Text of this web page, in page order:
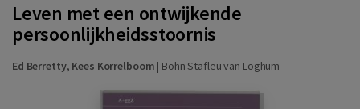
Leven met een ontwijkende
persoonlijkheidsstoornis
Ed Berretty, Kees Korrelboom | Bohn Stafleu van Loghum